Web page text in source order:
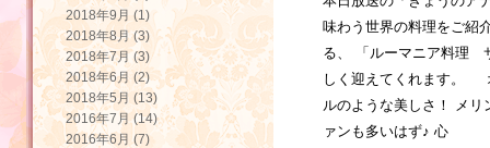
味わう世界の料理をご紹
る、 「ルーマニア料理
しく迎えてくれます。
ルのような美しさ！ メ
ァンも多いはず♪ 心
2018年9月 (1)
2018年8月 (3)
2018年7月 (3)
2018年6月 (2)
2018年5月 (13)
2016年7月 (14)
2016年6月 (7)